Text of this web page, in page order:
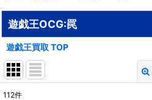
遊戯王OCG:罠
遊戯王買取 TOP
112件